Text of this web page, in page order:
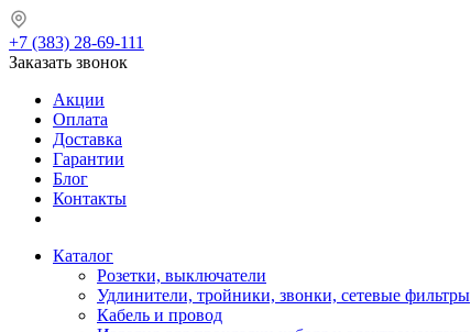
+7 (383) 28-69-111
Заказать звонок
Акции
Оплата
Доставка
Гарантии
Блог
Контакты
Каталог
Розетки, выключатели
Удлинители, тройники, звонки, сетевые фильтры
Кабель и провод